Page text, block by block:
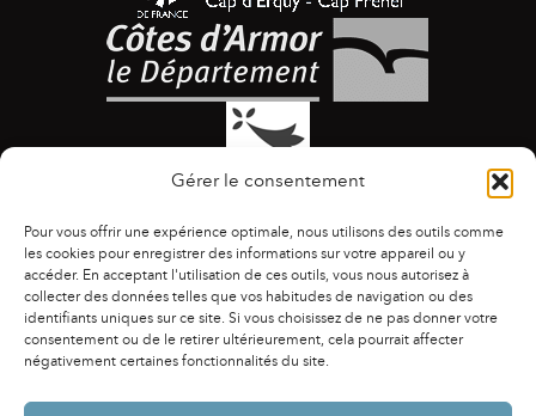
Gérer le consentement
Pour vous offrir une expérience optimale, nous utilisons des outils comme
les cookies pour enregistrer des informations sur votre appareil ou y
accéder. En acceptant l'utilisation de ces outils, vous nous autorisez à
collecter des données telles que vos habitudes de navigation ou des
identifiants uniques sur ce site. Si vous choisissez de ne pas donner votre
consentement ou de le retirer ultérieurement, cela pourrait affecter
négativement certaines fonctionnalités du site.
ACCESSIBILITÉ | AGENDA | ASSOCIATIONS
|
CONTACTS
PUBLICATIONS | ESPACE PRESSE